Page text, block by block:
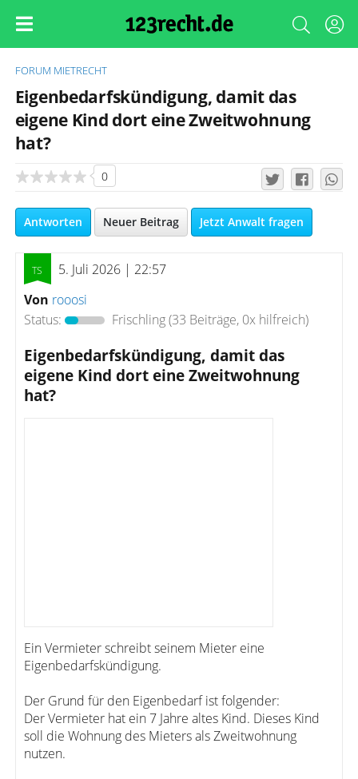
FORUM MIETRECHT
Eigenbedarfskündigung, damit das
eigene Kind dort eine Zweitwohnung
hat?
0
Antworten Neuer Beitrag Jetzt Anwalt fragen
5. Juli 2026 | 22:57
Von rooosi
Status:
Frischling(33 Beiträge, 0x hilfreich)
Eigenbedarfskündigung, damit das
eigene Kind dort eine Zweitwohnung
hat?
Ein Vermieter schreibt seinem Mieter eine
Eigenbedarfskündigung.
Der Grund für den Eigenbedarf ist folgender:
Der Vermieter hat ein 7 Jahre altes Kind. Dieses Kind
soll die Wohnung des Mieters als Zweitwohnung
nutzen.